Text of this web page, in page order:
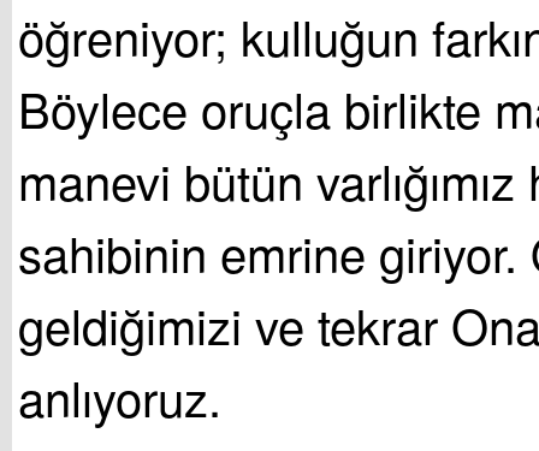
öğreniyor; kulluğun
Böylece oruçla birlikte
manevi bütün
sahibinin emrine giriyor.
geldiğimizi ve tekrar
anlıyoruz.